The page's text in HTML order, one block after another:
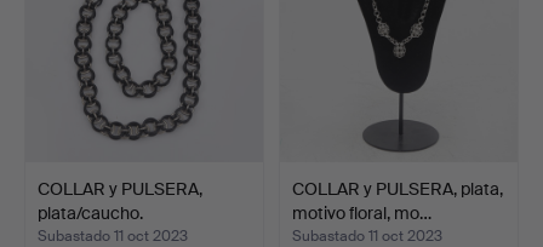
COLLAR y PULSERA,
plata/caucho.
Subastado 11 oct 2023
COLLAR y PULSERA, plata,
motivo floral, mo…
Subastado 11 oct 2023